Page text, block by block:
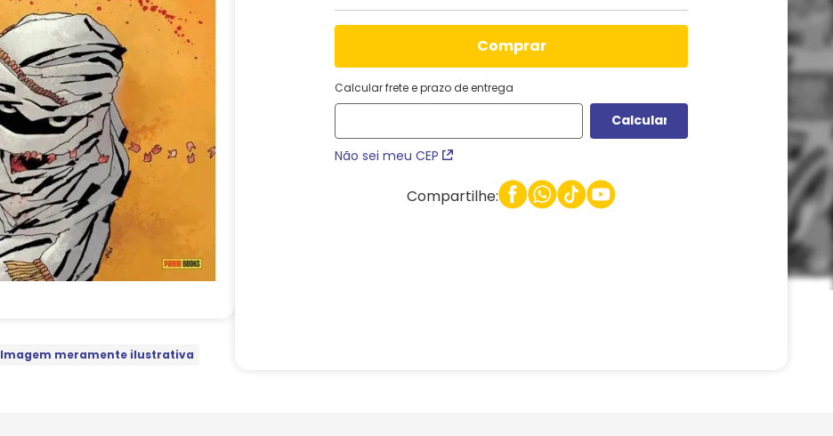
Imagem meramente ilustrativa
comprar
Calcular frete e prazo de entrega
Não sei meu CEP
Compartilhe: